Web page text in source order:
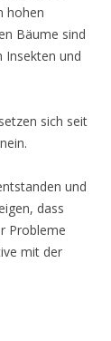
hohen
Bäume sind
Insekten und
sich seit
und
dass
Probleme
mit der